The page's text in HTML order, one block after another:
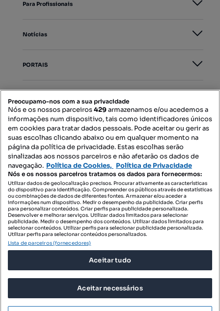
Mensagens
Para Profissionais
Notícias
PORTAIS
Contacte-nos
SIGA-NOS:
DESCARREGAR NA:
© 2026 Imovirtual.com, OLX Portugal, S.A.
POLÍTICA DE PRIVACIDADE
Preocupamo-nos com a sua privacidade
Nós e os nossos parceiros429armazenamos e/ou acedemos a
informações num dispositivo, tais como identificadores únicos
em cookies para tratar dados pessoais. Pode aceitar ou gerir as
suas escolhas clicando abaixo ou em qualquer momento na
página da política de privacidade. Estas escolhas serão
sinalizadas aos nossos parceiros e não afetarão os dados de
navegação. Política de Cookies, Política de Privacidade
Nós e os nossos parceiros tratamos os dados para fornecermos:
Utilizar dados de geolocalização precisos. Procurar ativamente as características
do dispositivo para identificação. Compreender os públicos através de estatísticas
ou combinações de dados de diferentes fontes. Armazenar e/ou aceder a
informações num dispositivo. Medir o desempenho da publicidade. Criar perfis
para personalizar conteúdos. Criar perfis para publicidade personalizada.
Desenvolver e melhorar serviços. Utilizar dados limitados para selecionar
publicidade. Medir o desempenho dos conteúdos. Utilizar dados limitados para
selecionar conteúdos. Utilizar perfis para selecionar publicidade personalizada.
Utilizar perfis para selecionar conteúdos personalizados.
Lista de parceiros (fornecedores)
Aceitar tudo
Aceitar necessários